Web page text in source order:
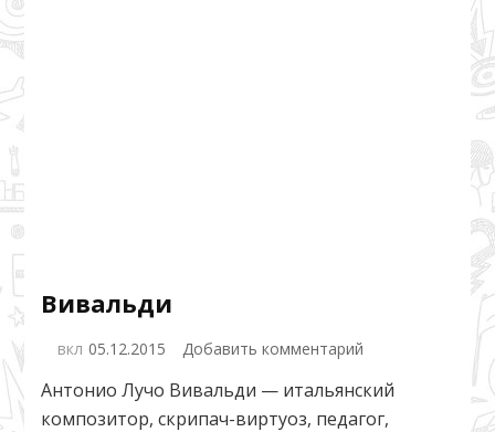
Вивальди
вкл 05.12.2015 Добавить комментарий
Вивальди
Антонио Лучо Вивальди — итальянский
композитор, скрипач-виртуоз, педагог,